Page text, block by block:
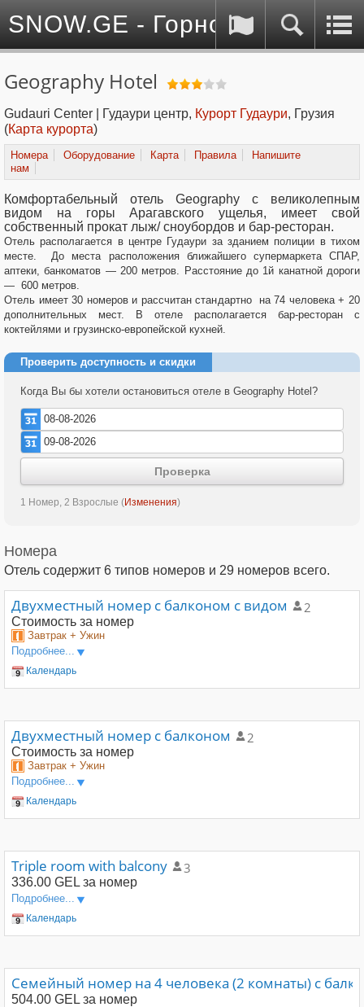
SNOW.GE - Горнолыжные
Geography Hotel
Gudauri Center | Гудаури центр, Курорт Гудаури, Грузия
(Карта курорта)
Номера Оборудование Карта Правила
Напишите
нам
Комфортабельный отель Geography с великолепным
видом на горы Арагавского ущелья, имеет свой
собственный прокат лыж/ сноубордов и бар-ресторан.
Отель располагается в центре Гудаури за зданием полиции в тихом
месте. До места расположения ближайшего супермаркета СПАР,
аптеки, банкоматов — 200 метров. Расстояние до 1й канатной дороги
— 600 метров.
Отель имеет 30 номеров и рассчитан стандартно на 74 человека + 20
дополнительных мест. В отеле располагается бар-ресторан с
коктейлями и грузинско-европейской кухней.
Проверить доступность и скидки
Когда Вы бы хотели остановиться отеле в Geography Hotel?
Проверка
1 Номер, 2 Взрослые (Изменения)
Номера
Отель содержит 6 типов номеров и 29 номеров всего.
Двухместный номер с балконом с видом 2
Стоимость за номер
Завтрак + Ужин
Подробнее...
Календарь
Двухместный номер с балконом 2
Стоимость за номер
Завтрак + Ужин
Подробнее...
Календарь
Triple room with balcony 3
336.00 GEL за номер
Подробнее...
Календарь
Семейный номер на 4 человека (2 комнаты) с
504.00 GEL за номер